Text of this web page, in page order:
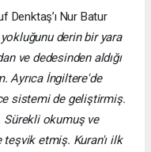
Denktaş’ı Nur Batur
yokluğunu derin bir yara
ve dedesinden aldığı
Ayrıca İngiltere'de
sistemi de geliştirmiş.
Sürekli okumuş ve
teşvik etmiş. Kuran'ı ilk